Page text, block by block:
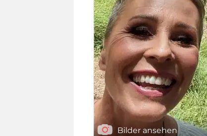
Bilder ansehen